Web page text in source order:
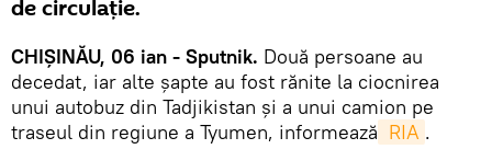
de circulație.
CHIȘINĂU, 06 ian - Sputnik. Două persoane au
decedat, iar alte șapte au fost rănite la ciocnirea
unui autobuz din Tadjikistan și a unui camion pe
traseul din regiune a Tyumen, informează RIA .